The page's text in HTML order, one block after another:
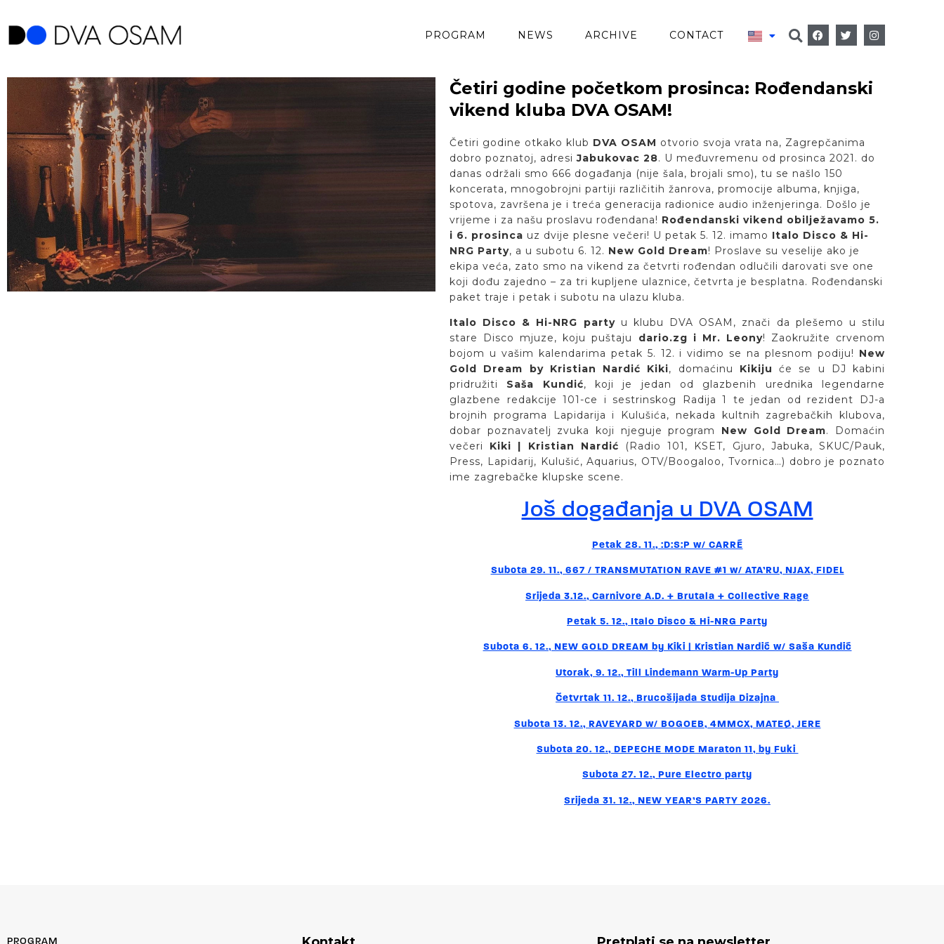
PROGRAM NEWS ARCHIVE CONTACT
Četiri godine početkom prosinca: Rođendanski
vikend kluba DVA OSAM!
Četiri godine otkako klub DVA OSAM otvorio svoja vrata na, Zagrepčanima
dobro poznatoj, adresiJabukovac 28. U međuvremenu od prosinca 2021. do
danas održali smo 666 događanja (nije šala, brojali smo), tu se našlo 150
koncerata, mnogobrojni partiji različitih žanrova, promocije albuma, knjiga,
spotova, završena je i treća generacija radionice audio inženjeringa. Došlo je
vrijeme i za našu proslavu rođendana! Rođendanski vikend obilježavamo 5.
i 6. prosinca uz dvije plesne večeri! U petak 5. 12. imamo Italo Disco & Hi-
NRG Party, a u subotu 6. 12. New Gold Dream! Proslave su veselije ako je
ekipa veća, zato smo na vikend za četvrti rođendan odlučili darovati sve one
koji dođu zajedno – za tri kupljene ulaznice, četvrta je besplatna. Rođendanski
paket traje i petak i subotu na ulazu kluba.
Italo Disco & Hi-NRG partyu klubu DVA OSAM, znači da plešemo u stilu
stare Disco mjuze, koju puštaju dario.zg i Mr. Leony! Zaokružite crvenom
bojom u vašim kalendarima petak 5. 12. i vidimo se na plesnom podiju! New
Gold Dream by Kristian Nardić Kiki, domaćinu Kikiju će se u DJ kabini
pridružiti Saša Kundić, koji je jedan od glazbenih urednika legendarne
glazbene redakcije 101-ce i sestrinskog Radija 1 te jedan od rezident DJ-a
brojnih programa Lapidarija i Kulušića, nekada kultnih zagrebačkih klubova,
dobar poznavatelj zvuka koji njeguje program New Gold Dream. Domaćin
večeri Kiki | Kristian Nardić
(Radio 101, KSET, Gjuro, Jabuka, SKUC/Pauk,
Press, Lapidarij, Kulušić, Aquarius, OTV/Boogaloo, Tvornica…) dobro je poznato
ime zagrebačke klupske scene.
Još događanja u DVA OSAM
Petak 28. 11., :D:S:P w/ CARRÉ
Subota 29. 11., 667 / TRANSMUTATION RAVE #1 w/ ATA’RU, NJAX, FIDEL
Srijeda 3.12., Carnivore A.D. + Brutala + Collective Rage
Petak 5. 12., Italo Disco & Hi-NRG Party
Subota 6. 12., NEW GOLD DREAM by Kiki | Kristian Nardić w/ Saša Kundić
Utorak, 9. 12., Till Lindemann Warm-Up Party
Četvrtak 11. 12., Brucošijada Studija Dizajna
Subota 13. 12., RAVEYARD w/ BOGOEB, 4MMCX, MATEØ, JERE
Subota 20. 12., DEPECHE MODE Maraton 11, by Fuki
Subota 27. 12., Pure Electro party
Srijeda 31. 12., NEW YEAR’S PARTY 2026.
PROGRAM